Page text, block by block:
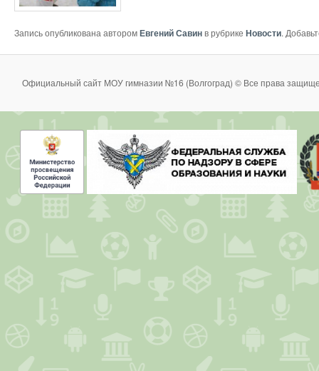
Запись опубликована авторомЕвгений Савинв рубрике Новости.
Официальный сайт МОУ гимназии №16 (Волгоград) © Все права